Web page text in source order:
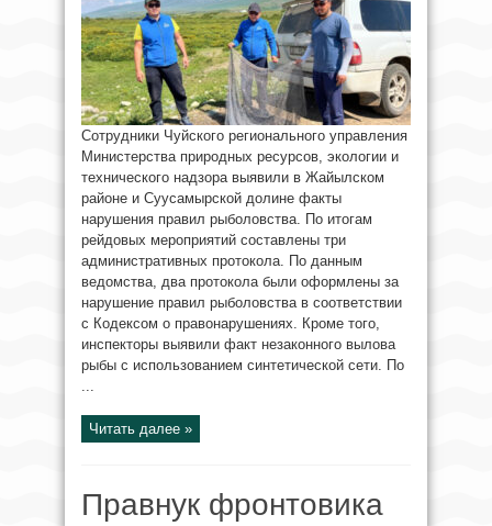
Сотрудники Чуйского регионального управления
Министерства природных ресурсов, экологии и
технического надзора выявили в Жайылском
районе и Суусамырской долине факты
нарушения правил рыболовства. По итогам
рейдовых мероприятий составлены три
административных протокола. По данным
ведомства, два протокола были оформлены за
нарушение правил рыболовства в соответствии
с Кодексом о правонарушениях. Кроме того,
инспекторы выявили факт незаконного вылова
рыбы с использованием синтетической сети. По
...
Читать далее »
Правнук фронтовика